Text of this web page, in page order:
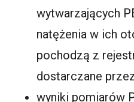
wytwarzających
natężenia w ich
pochodzą z
dostarczane
wyniki pomiarów